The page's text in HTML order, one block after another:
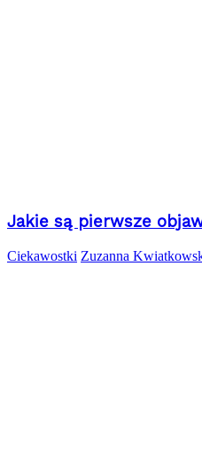
Jakie są pierwsze
Ciekawostki Zuzanna